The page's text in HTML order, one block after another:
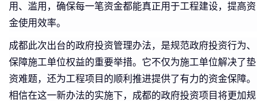
用、滥用，确保每一笔资金都能真正用于工程建设，提高资
金使用效率。
成都此次出台的政府投资管理办法，是规范政府投资行为、
保障施工单位权益的重要举措。它不仅为施工单位解决了垫
资难题，还为工程项目的顺利推进提供了有力的资金保障。
相信在这一新办法的实施下，成都的政府投资项目将更加规